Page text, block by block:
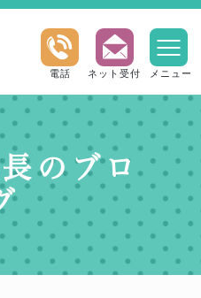
メニュー
ネット受付
電話
のブロ